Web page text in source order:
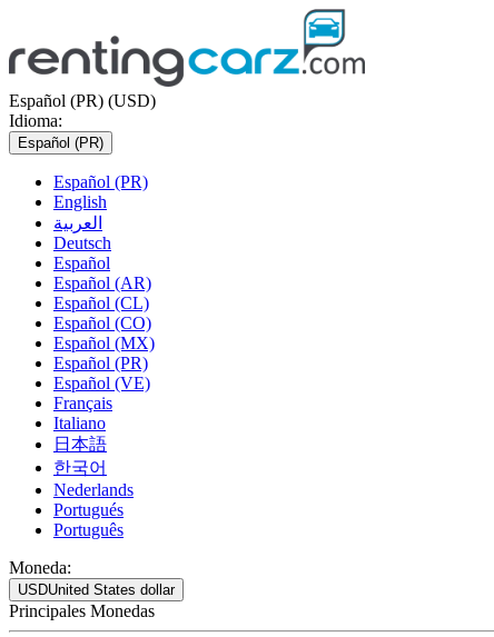
Español (PR) (USD)
Idioma:
Español (PR)
Español (PR)
English
العربية
Deutsch
Español
Español (AR)
Español (CL)
Español (CO)
Español (MX)
Español (PR)
Español (VE)
Français
Italiano
日本語
한국어
Nederlands
Portugués
Português
Moneda:
USDUnited States dollar
Principales Monedas